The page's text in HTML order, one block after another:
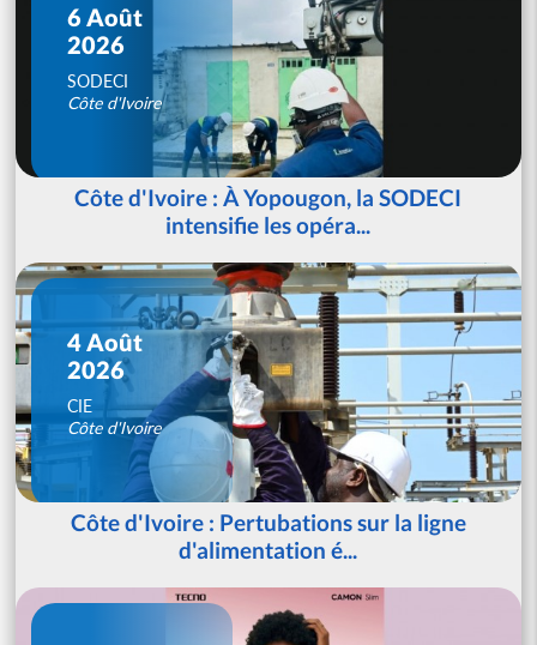
6 Août
2026
SODECI
Côte d'Ivoire
Côte d'Ivoire : À Yopougon, la SODECI
intensifie les opéra...
4 Août
2026
CIE
Côte d'Ivoire
Côte d'Ivoire : Pertubations sur la ligne
d'alimentation é...